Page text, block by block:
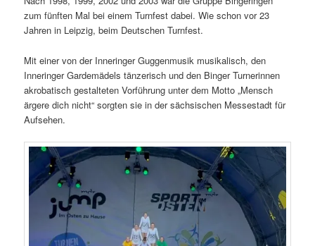
zum fünften Mal bei einem Turnfest dabei. Wie schon vor 23
Jahren in Leipzig, beim Deutschen Turnfest.
Mit einer von der Inneringer Guggenmusik musikalisch, den
Inneringer Gardemädels tänzerisch und den Binger Turnerinnen
akrobatisch gestalteten Vorführung unter dem Motto „Mensch
ärgere dich nicht“ sorgten sie in der sächsischen Messestadt für
Aufsehen.